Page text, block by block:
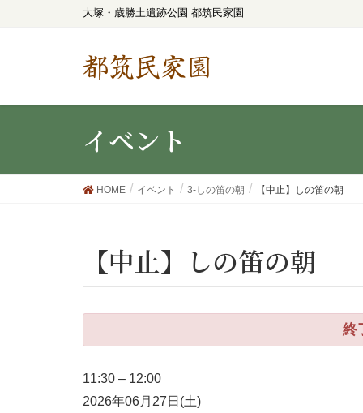
大塚・歳勝土遺跡公園 都筑民家園
都筑民家園
イベント
HOME イベント 3-しの笛の朝 【中止】しの笛の朝
【中止】しの笛の朝
11:30 – 12:00
2026年06月27日(土)